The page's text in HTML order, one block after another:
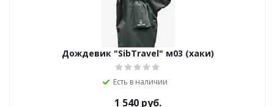
Дождевик "SibTravel" м03 (хаки)
Есть в наличии
1 540руб.